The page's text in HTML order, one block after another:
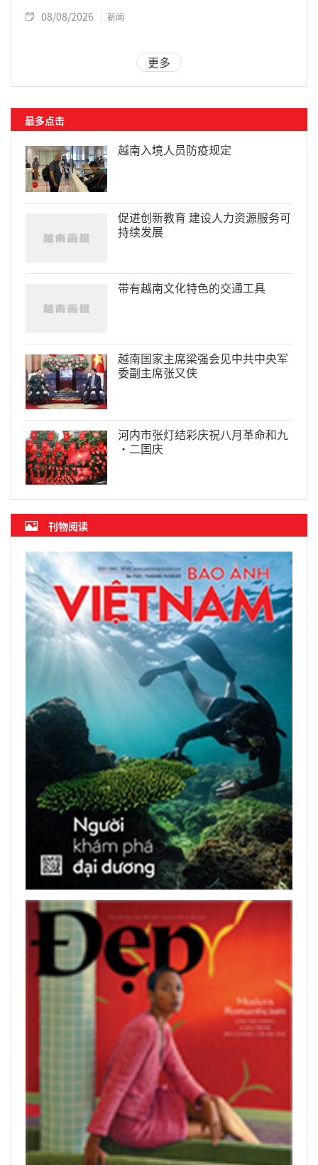
08/08/2026 新闻
更多
最多点击
越南入境人员防疫规定
促进创新教育 建设人力资源服务可
持续发展
带有越南文化特色的交通工具
越南国家主席梁强会见中共中央军
委副主席张又侠
河内市张灯结彩庆祝八月革命和九
·二国庆
刊物阅读